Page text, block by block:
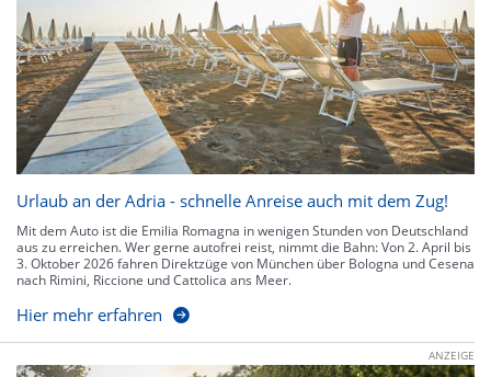
Urlaub an der Adria - schnelle Anreise auch mit dem Zug!
Mit dem Auto ist die Emilia Romagna in wenigen Stunden von Deutschland
aus zu erreichen. Wer gerne autofrei reist, nimmt die Bahn: Von 2. April bis
3. Oktober 2026 fahren Direktzüge von München über Bologna und Cesena
nach Rimini, Riccione und Cattolica ans Meer.
Hier mehr erfahren
ANZEIGE